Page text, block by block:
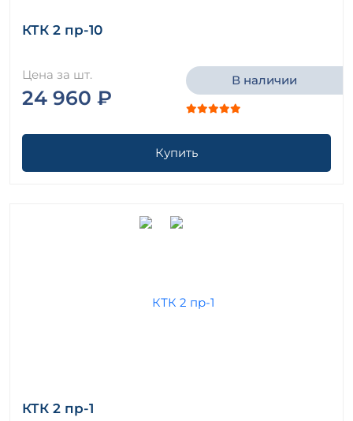
КТК 2 пр-10
Цена за шт.
24 960 ₽
В наличии
Купить
КТК 2 пр-1